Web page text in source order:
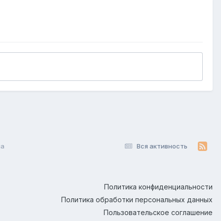
Вся активность
Политика конфиденциальности
Политика обработки персональных данных
Пользовательское соглашение